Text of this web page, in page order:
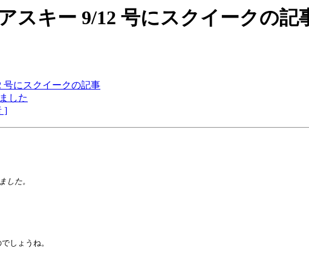
スキー 9/12 号にスクイークの記
号にスクイークの記事
した
]
しょうね。